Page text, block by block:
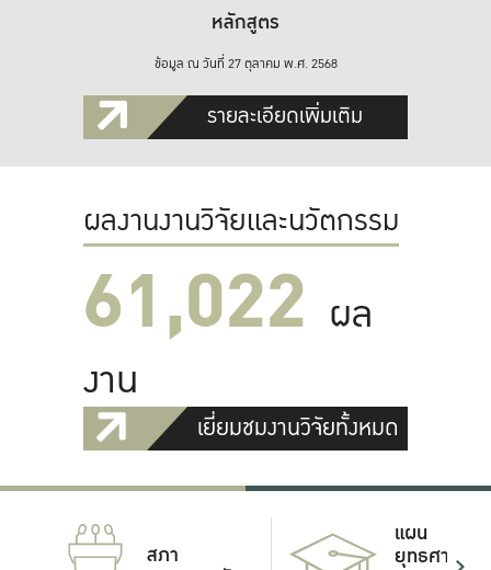
หลักสูตร
ข้อมูล ณ วันที่ 27 ตุลาคม พ.ศ. 2568
รายละเอียดเพิ่มเติม
ผลงานงานวิจัยและนวัตกรรม
61,022 ผล
งาน
เยี่ยมชมงานวิจัยทั้งหมด
สภา
แผน
ยุทธศาสตร์